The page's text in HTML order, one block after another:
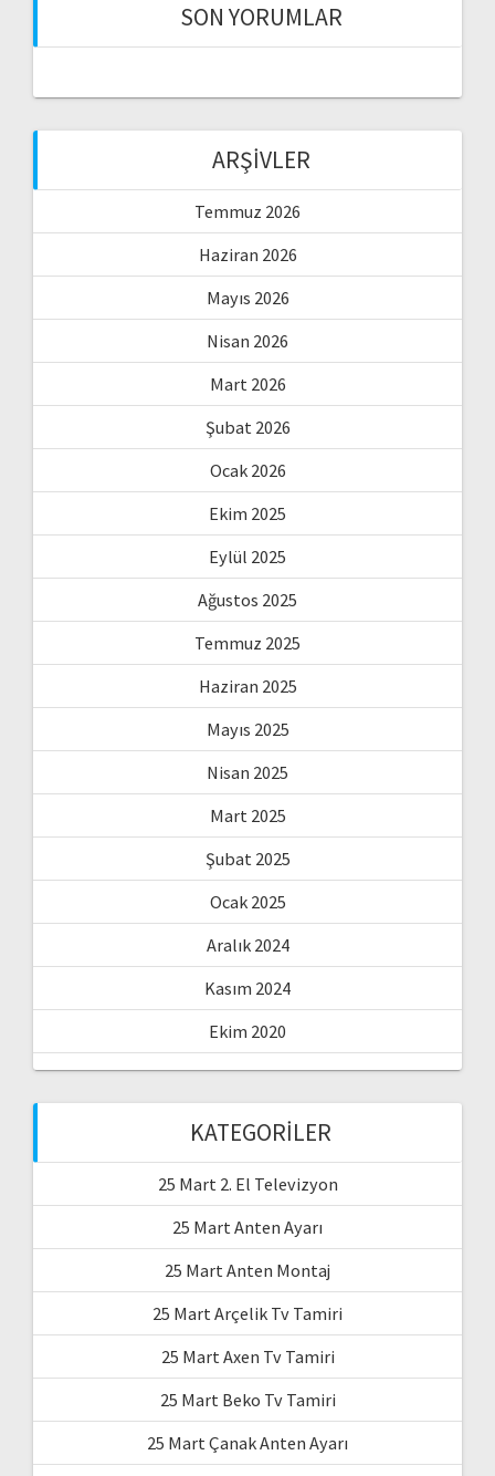
SON YORUMLAR
ARŞIVLER
Temmuz 2026
Haziran 2026
Mayıs 2026
Nisan 2026
Mart 2026
Şubat 2026
Ocak 2026
Ekim 2025
Eylül 2025
Ağustos 2025
Temmuz 2025
Haziran 2025
Mayıs 2025
Nisan 2025
Mart 2025
Şubat 2025
Ocak 2025
Aralık 2024
Kasım 2024
Ekim 2020
KATEGORILER
25 Mart 2. El Televizyon
25 Mart Anten Ayarı
25 Mart Anten Montaj
25 Mart Arçelik Tv Tamiri
25 Mart Axen Tv Tamiri
25 Mart Beko Tv Tamiri
25 Mart Çanak Anten Ayarı